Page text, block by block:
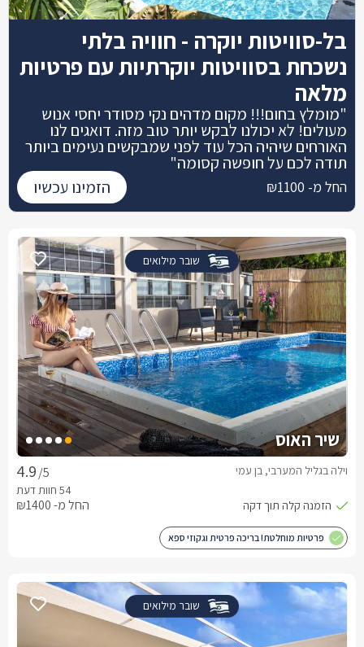
שובר מילואים
שיר האוס
/5 וילה בגליל המערבי, בן עמי
החל מ- ₪1400
פרטיות מוחלטת! בריכה פרטית וגקוזי ספא
שובר מילואים
בל-סוויטות יוקרה - חוויה בלתי
נשכחת בסוויטות יוקרתיות עם פרטיות
מלאה
"מומלץ בחום!!! מקום מדהים נקי מסודר יחסי אנוש
מעולים! לא יכולנו לבקש יותר טוב מזה. דואגים לנו
האורחים שיהיה הכל עוד לפני שמבקשים נעימים ביותר
תודה לכם על חופשה קסומה"
החל מ- ₪1100 הזמינו עכשיו